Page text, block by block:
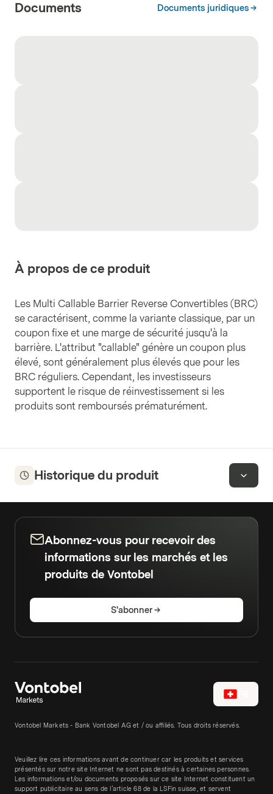
Documents Documents juridiques
À propos de ce produit
Les Multi Callable Barrier Reverse Convertibles (BRC)
se caractérisent, comme la variante classique, par un
coupon fixe et une marge de sécurité jusqu'à la
barrière. L'attribut "callable" génère un coupon plus
élevé, sont généralement plus élevés que pour les
BRC réguliers. Cependant, les investisseurs
supportent le risque de réinvestissement si les
produits sont remboursés prématurément.
Historique du produit
Abonnez-vous pour recevoir des
informations sur les marchés et les
produits de Vontobel
S'abonner
Vontobel Markets - Bank Vontobel AG et / ou affiliés. Tous droits réservés.
Veuillez lire ces informations avant de continuer car les produits et services
présentés sur notre site Internet ne sont pas destinés à certaines personnes.
Les informations et/ou documents proposés sur ce site Internet constituent un
support publicitaire au sens de l’article 68 de la LSFin suisse, et servent